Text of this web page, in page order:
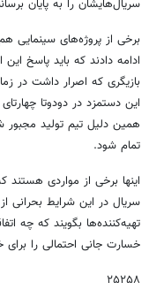
سریال‌هایشان را به پایان
برخی از پروژه‌های سینمایی
ادامه دادند که باید پاسخ
بازیگری که اصرار داشت در
این دستمزد در دودوتا
همین دلیل تیم تولید مجبور
تمام شود.
اینها برخی از مواردی
سریال در این شرایط بحرانی
تهیه‌کننده‌ها بگویند که چه
خسارت جانی احتمالی را
۲۵۲۵۸